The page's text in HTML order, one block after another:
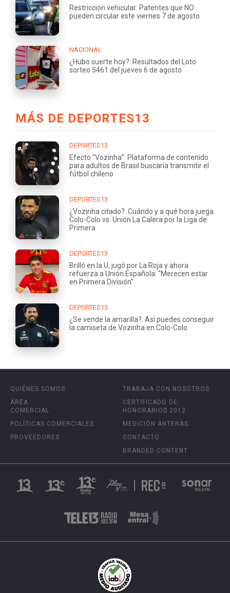
Restricción vehicular: Patentes que NO
pueden circular este viernes 7 de agosto
NACIONAL
¿Hubo suerte hoy?: Resultados del Loto
sorteo 5461 del jueves 6 de agosto
MÁS DE DEPORTES13
DEPORTES13
Efecto “Vozinha”: Plataforma de contenido
para adultos de Brasil buscaría transmitir el
fútbol chileno
DEPORTES13
¿Vozinha citado?: Cuándo y a qué hora juega
Colo-Colo vs. Unión La Calera por la Liga de
Primera
DEPORTES13
Brilló en la U, jugó por La Roja y ahora
refuerza a Unión Española: "Merecen estar
en Primera División"
DEPORTES13
¿Se vende la amarilla?: Así puedes conseguir
la camiseta de Vozinha en Colo-Colo
QUIÉNES SOMOS
ÁREA
COMERCIAL
POLÍTICAS COMERCIALES
PROVEEDORES
TRABAJA CON NOSOTROS
CERTIFICADO DE
HONORARIOS 2012
MEDICIÓN ANTENAS
CONTACTO
BRANDED CONTENT